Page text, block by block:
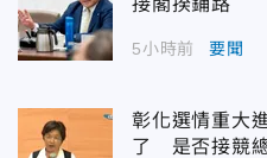
5小時前 要聞
彰化選情重大
了 是否接競